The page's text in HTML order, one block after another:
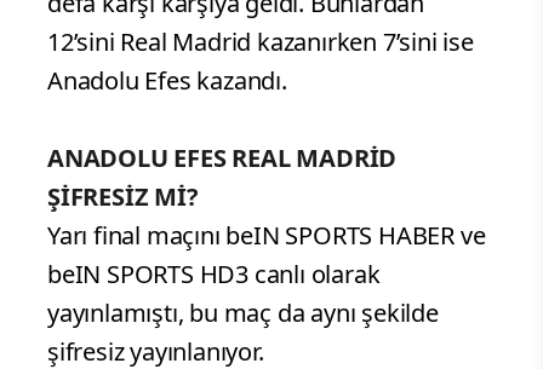
12’sini Real Madrid kazanırken 7’sini ise
Anadolu Efes kazandı.
ANADOLU EFES REAL MADRİD
ŞİFRESİZ Mİ?
Yarı final maçını beIN SPORTS HABER ve
beIN SPORTS HD3 canlı olarak
yayınlamıştı, bu maç da aynı şekilde
şifresiz yayınlanıyor.